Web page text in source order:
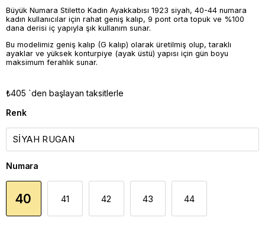
Büyük Numara Stiletto Kadın Ayakkabısı 1923 siyah, 40-44 numara
kadın kullanıcılar için rahat geniş kalıp, 9 pont orta topuk ve %100
dana derisi iç yapıyla şık kullanım sunar.
Bu modelimiz geniş kalıp (G kalıp) olarak üretilmiş olup, taraklı
ayaklar ve yüksek konturpiye (ayak üstü) yapısı için gün boyu
maksimum ferahlık sunar.
₺405 `den başlayan taksitlerle
Renk
Numara
40 41 42 43 44